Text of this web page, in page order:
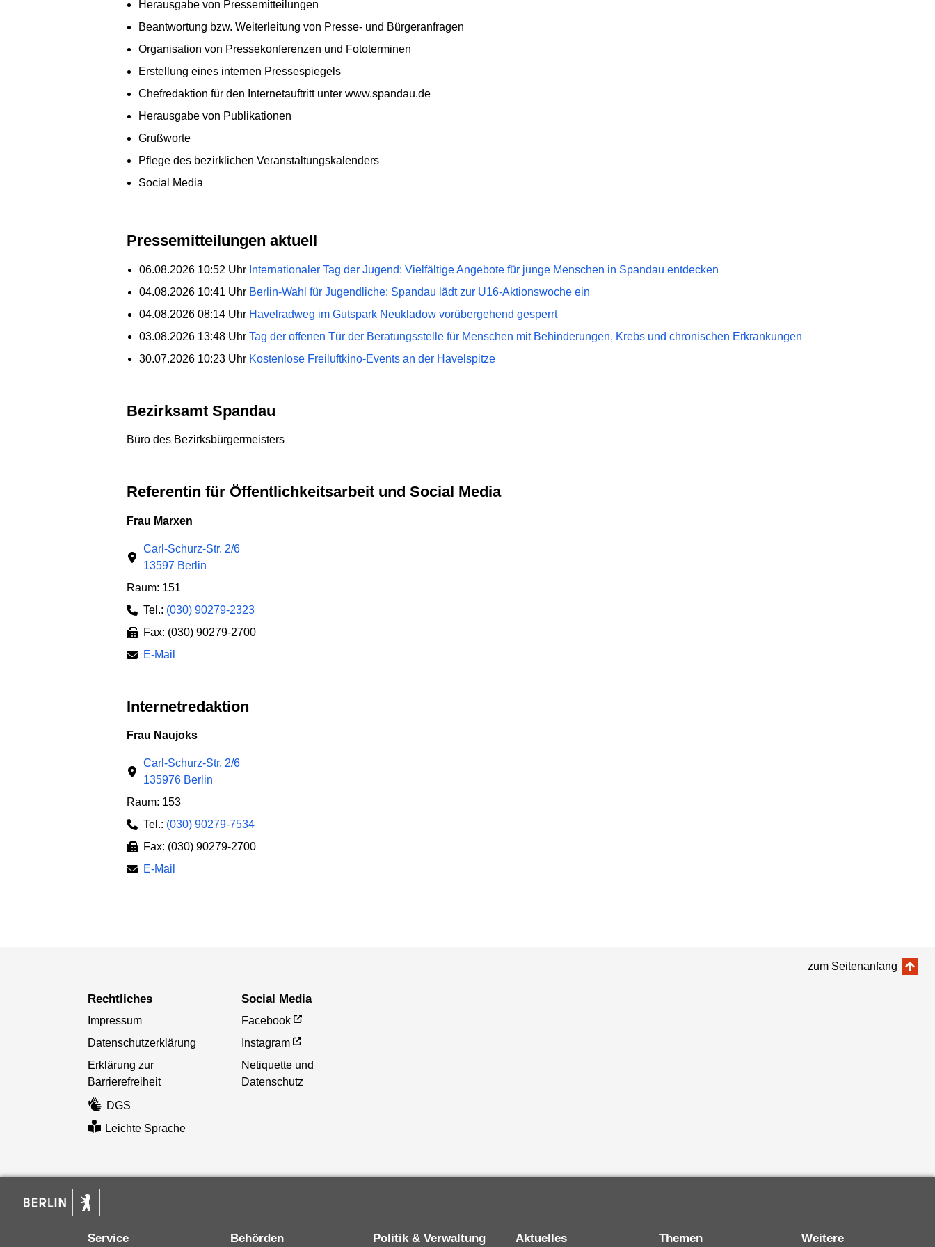
Herausgabe von Pressemitteilungen
Beantwortung bzw. Weiterleitung von Presse- und Bürgeranfragen
Organisation von Pressekonferenzen und Fototerminen
Erstellung eines internen Pressespiegels
Chefredaktion für den Internetauftritt unter www.spandau.de
Herausgabe von Publikationen
Grußworte
Pflege des bezirklichen Veranstaltungskalenders
Social Media
Pressemitteilungen aktuell
06.08.2026 10:52 Uhr Internationaler Tag der Jugend: Vielfältige Angebote für junge Menschen in Spandau entdecken
04.08.2026 10:41 Uhr Berlin-Wahl für Jugendliche: Spandau lädt zur U16-Aktionswoche ein
04.08.2026 08:14 Uhr Havelradweg im Gutspark Neukladow vorübergehend gesperrt
03.08.2026 13:48 Uhr Tag der offenen Tür der Beratungsstelle für Menschen mit Behinderungen, Krebs und chronischen Erkrankungen
30.07.2026 10:23 Uhr Kostenlose Freiluftkino-Events an der Havelspitze
Bezirksamt Spandau
Büro des Bezirksbürgermeisters
Referentin für Öffentlichkeitsarbeit und Social Media
Frau Marxen
Carl-Schurz-Str. 2/6
13597 Berlin
Raum: 151
Tel.: (030) 90279-2323
Fax: (030) 90279-2700
E-Mail
Internetredaktion
Frau Naujoks
Carl-Schurz-Str. 2/6
135976 Berlin
Raum: 153
Tel.: (030) 90279-7534
Fax: (030) 90279-2700
E-Mail
zum Seitenanfang
Rechtliches
Impressum
Datenschutzerklärung
Erklärung zur
Barrierefreiheit
DGS
Leichte Sprache
Social Media
Facebook
Instagram
Netiquette und
Datenschutz
Service Behörden Politik & Verwaltung Aktuelles Themen Weitere